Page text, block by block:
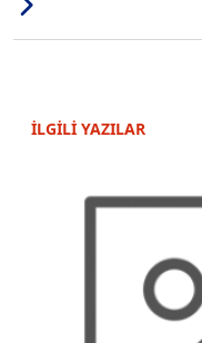
İLGİLİ YAZILAR